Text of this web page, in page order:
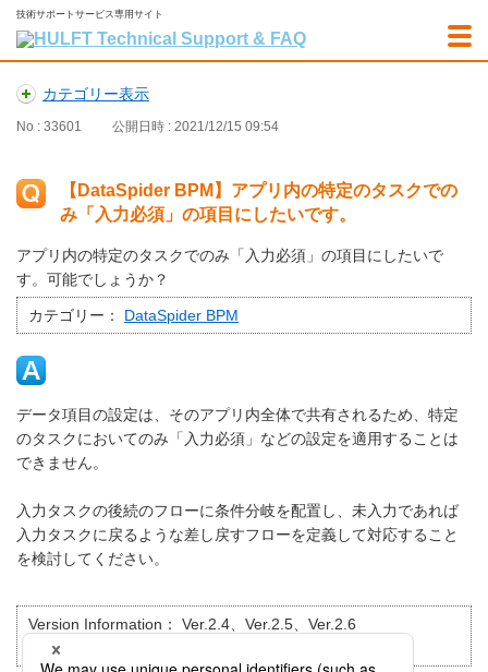
技術サポートサービス専用サイト
カテゴリー表示
No : 33601 公開日時 : 2021/12/15 09:54
【DataSpider BPM】アプリ内の特定のタスクでの
み「入力必須」の項目にしたいです。
アプリ内の特定のタスクでのみ「入力必須」の項目にしたいで
す。可能でしょうか？
カテゴリー： DataSpider BPM
データ項目の設定は、そのアプリ内全体で共有されるため、特定
のタスクにおいてのみ「入力必須」などの設定を適用することは
できません。
入力タスクの後続のフローに条件分岐を配置し、未入力であれば
入力タスクに戻るような差し戻すフローを定義して対応すること
を検討してください。
Version Information：
Ver.2.4、Ver.2.5、Ver.2.6
目的別で検索：